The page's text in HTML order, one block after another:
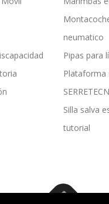
neumatico
Pipas para
Plataforma
Silla salva
tutorial